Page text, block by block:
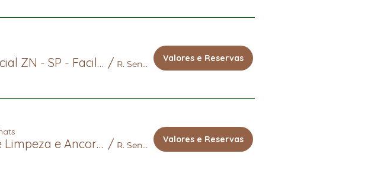
Curso Barras de Access - Presencial ZN - SP - Facilitadores / R. Sena Madureira, 151
Valores e Reservas
Ervas Medicinais -Tratamento de Limpeza e Ancoramento Pessoal On-line / R. Sena Madureira, 151
Valores e Reservas